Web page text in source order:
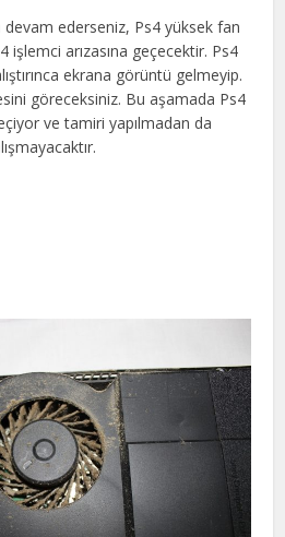
devam ederseniz, Ps4 yüksek fan
işlemci arızasına geçecektir. Ps4
ekrana görüntü gelmeyip.
göreceksiniz. Bu aşamada Ps4
ve tamiri yapılmadan da